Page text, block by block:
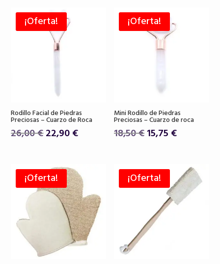
19,50 €.
era:
39,00 €.
¡Oferta!
Rodillo Facial de Piedras
Preciosas – Cuarzo de Roca
26,00€El
era:
26,00 €.
22,90€El
es:
22,90 €.
¡Oferta!
Mini Rodillo de Piedras
Preciosas – Cuarzo de roca
18,50€El
era:
18,50 €.
15,75 €El
es:
15,75 €.
¡Oferta! ¡Oferta!